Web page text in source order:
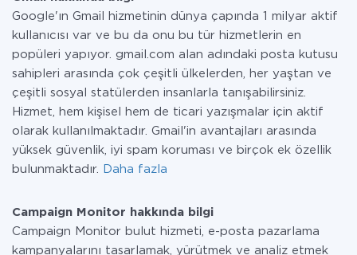
Google'ın Gmail hizmetinin dünya çapında 1 milyar aktif
kullanıcısı var ve bu da onu bu tür hizmetlerin en
popüleri yapıyor. gmail.com alan adındaki posta kutusu
sahipleri arasında çok çeşitli ülkelerden, her yaştan ve
çeşitli sosyal statülerden insanlarla tanışabilirsiniz.
Hizmet, hem kişisel hem de ticari yazışmalar için aktif
olarak kullanılmaktadır. Gmail'in avantajları arasında
yüksek güvenlik, iyi spam koruması ve birçok ek özellik
bulunmaktadır.
Daha fazla
Campaign Monitor hakkında bilgi
Campaign Monitor bulut hizmeti, e-posta pazarlama
kampanyalarını tasarlamak, yürütmek ve analiz etmek